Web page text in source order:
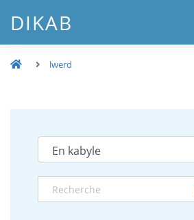
DIKAB
lwerd